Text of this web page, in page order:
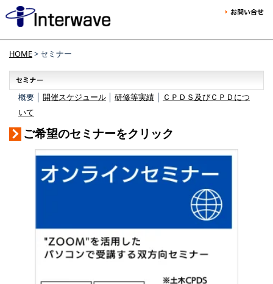
HOME> セミナー
概要 │ 開催スケジュール 研修等実績
ＣＰＤＳ及びＣＰＤにつ
いて
ご希望のセミナーをクリック